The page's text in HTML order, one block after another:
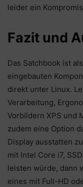
leider ein
Fazit und
Das Satchbook ist
eingebauten
direkt unter Linux.
Verarbeitung,
Vorbildern XPS und
zudem eine Option
Display ausstatten
mit Intel Core i7,
leisten würde, dann
eines mit Full-HD